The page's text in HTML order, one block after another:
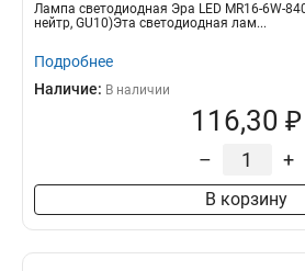
Лампа светодиодная Эра LED MR16-6W-
нейтр, GU10)Эта светодиодная лам...
Подробнее
Наличие: В наличии
116,30 ₽
– +
В корзину